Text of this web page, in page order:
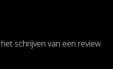
schrijven van een review